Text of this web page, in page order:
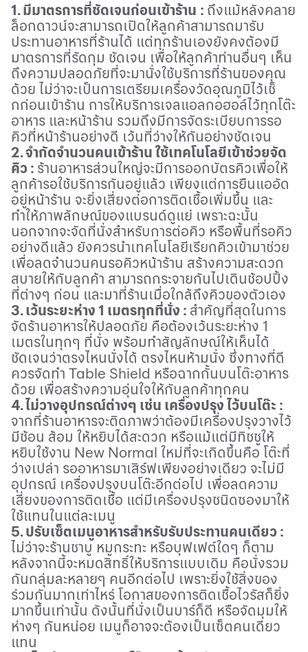
1.มีมาตรการที่ชัดเจนก่อนเข้าร้าน : ถึงแม้หลังคลาย
ล็อกดาวน์จะสามารถเปิดให้ลูกค้าสามารถมารับ
ประทานอาหารที่ร้านได้ แต่ทุกร้านเองยังคงต้องมี
มาตรการที่รัดกุม ชัดเจน เพื่อให้ลูกค้าท่านอื่นๆ เห็น
ถึงความปลอดภัยที่จะมานั่งใช้บริการที่ร้านของคุณ
ด้วย ไม่ว่าจะเป็นการเตรียมเครื่องวัดอุณภูมิไว้เช็
กก่อนเข้าร้าน การให้บริการเจลแอลกอฮอล์ไว้ทุกโต๊ะ
อาหาร และหน้าร้าน รวมถึงมีการจัดระเบียบการรอ
คิวที่หน้าร้านอย่างดี เว้นที่ว่างให้กันอย่างชัดเจน
2.จำกัดจำนวนคนเข้าร้าน ใช้เทคโนโลยีเข้าช่วยจัด
คิว : ร้านอาหารส่วนใหญ่จะมีการออกบัตรคิวเพื่อให้
ลูกค้ารอใช้บริการกันอยู่แล้ว เพียงแต่การยืนแออัด
อยู่หน้าร้าน จะยิ่งเสี่ยงต่อการติดเชื้อเพิ่มขึ้น และ
ทำให้ภาพลักษณ์ของแบรนด์ดูแย่ เพราะฉะนั้น
นอกจากจะจัดที่นั่งสำหรับการต่อคิว หรือพื้นที่รอคิว
อย่างดีแล้ว ยังควรนำเทคโนโลยีเรียกคิวเข้ามาช่วย
เพื่อลดจำนวนคนรอคิวหน้าร้าน สร้างความสะดวก
สบายให้กับลูกค้า สามารถกระจายกันไปเดินช้อปปิ้ง
ที่ต่างๆ ก่อน และมาที่ร้านเมื่อใกล้ถึงคิวของตัวเอง
3.เว้นระยะห่าง 1 เมตรทุกที่นั่ง : สำคัญที่สุดในการ
จัดร้านอาหารให้ปลอดภัย คือต้องเว้นระยะห่าง 1
เมตรในทุกๆ ที่นั่ง พร้อมทำสัญลักษณ์ให้เห็นได้
ชัดเจนว่าตรงไหนนั่งได้ ตรงไหนห้ามนั่ง ซึ่งทางที่ดี
ควรจัดทำ Table Shield หรือฉากกั้นบนโต๊ะอาหาร
ด้วย เพื่อสร้างความอุ่นใจให้กับลูกค้าทุกคน
4.ไม่วางอุปกรณ์ต่างๆ เช่น เครื่องปรุง ไว้บนโต๊ะ :
จากที่ร้านอาหารจะติดภาพว่าต้องมีเครื่องปรุงวางไว้
มีช้อน ส้อม ให้หยิบได้สะดวก หรือแม้แต่มีทิชชูให้
หยิบใช้งาน New Normal ใหม่ที่จะเกิดขึ้นคือ โต๊ะที่
ว่างเปล่า รออาหารมาเสิร์ฟเพียงอย่างเดียว จะไม่มี
อุปกรณ์ เครื่องปรุงบนโต๊ะอีกต่อไป เพื่อลดความ
เสี่ยงของการติดเชื้อ แต่มีเครื่องปรุงชนิดซองมาให้
ใช้แทนในแต่ละเมนู
5.ปรับเซ็ตเมนูอาหารสำหรับรับประทานคนเดียว :
ไม่ว่าจะร้านชาบู หมูกระทะ หรือบุฟเฟต์ใดๆ ก็ตาม
หลังจากนี้จะหมดสิทธิ์ให้บริการแบบเดิม คือนั่งรวม
กันกลุ่มละหลายๆ คนอีกต่อไป เพราะยิ่งใช้สิ่งของ
ร่วมกันมากเท่าไหร่ โอกาสของการติดเชื้อไวรัสก็ยิ่ง
มากขึ้นเท่านั้น ดังนั้นที่นั่งเป็นบาร์ก็ดี หรือจัดมุมให้
ห่างๆ กันหน่อย เมนูก็อาจจะต้องเป็นเซ็ตคนเดียว
แทน